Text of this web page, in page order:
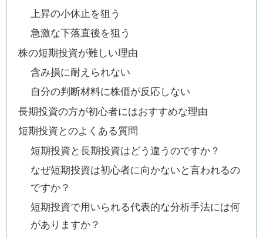
上昇の小休止を狙う
急激な下落直後を狙う
株の短期投資が難しい理由
含み損に耐えられない
自分の判断材料に株価が反応しない
長期投資の方が初心者にはおすすめな理由
短期投資とのよくある質問
短期投資と長期投資はどう違うのですか？
なぜ短期投資は初心者に向かないと言われるの
ですか？
短期投資で用いられる代表的な分析手法には何
がありますか？